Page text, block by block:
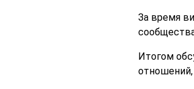
За время
Итогом
отношений,